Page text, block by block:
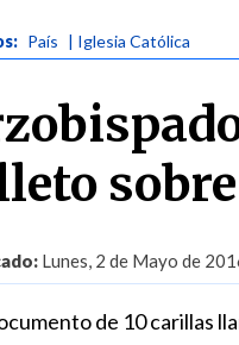
País | Iglesia Católica
Lunes, 2 de Mayo de
de 10 carillas